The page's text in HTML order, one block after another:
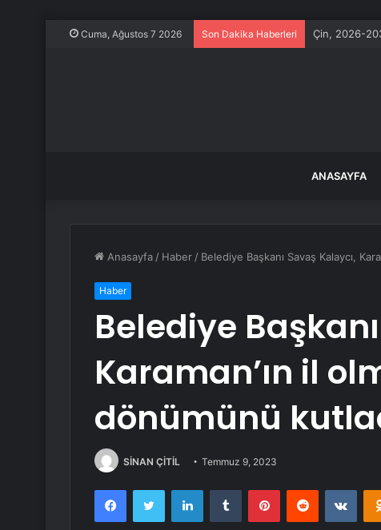
Cuma, Ağustos 7 2026 Son Dakika Haberleri Çin, 2026-
ANASAYFA
Anasayfa / Haber / Belediye Başkanı Savaş Kalaycı,
Haber
Belediye
Karaman’ın il
dönümünü
SİNAN ÇİTİL Temmuz 9, 2023
FacebookTwitter LinkedInTumblr PinterestReddit